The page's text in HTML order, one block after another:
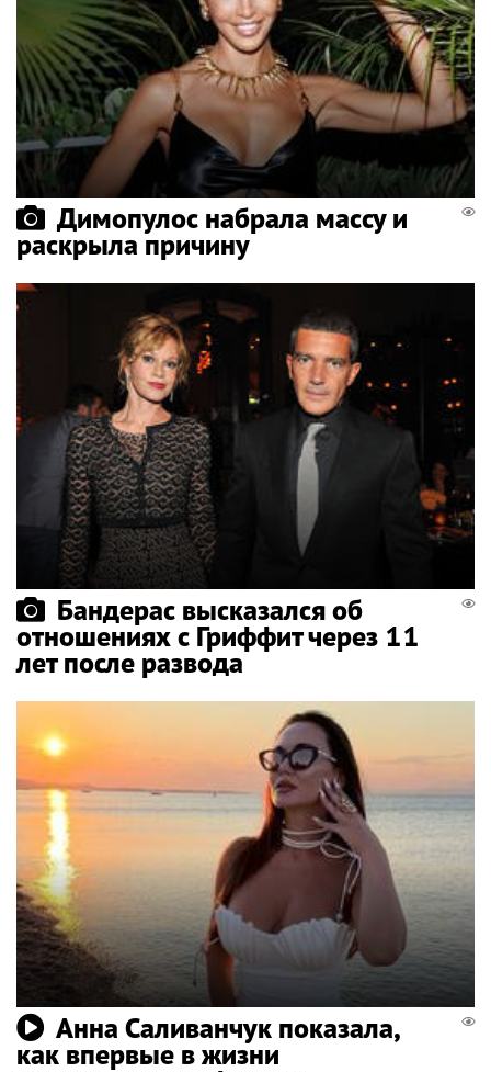
Димопулос набрала массу и
раскрыла причину
Бандерас высказался об
отношениях с Гриффит через 11
лет после развода
Анна Саливанчук показала,
как впервые в жизни